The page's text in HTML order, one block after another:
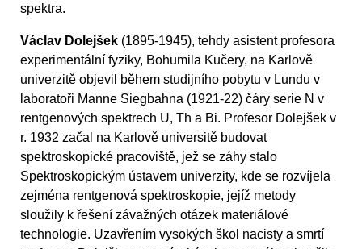
spektra.
Václav Dolejšek (1895-1945), tehdy asistent profesora
experimentální fyziky, Bohumila Kučery, na Karlově
univerzitě objevil během studijního pobytu v Lundu v
laboratoři Manne Siegbahna (1921-22) čáry serie N v
rentgenových spektrech U, Th a Bi. Profesor Dolejšek v
r. 1932 začal na Karlově universitě budovat
spektroskopické pracoviště, jež se záhy stalo
Spektroskopickým ústavem univerzity, kde se rozvíjela
zejména rentgenová spektroskopie, jejíž metody
sloužily k řešení závažných otázek materiálové
technologie. Uzavřením vysokých škol nacisty a smrtí